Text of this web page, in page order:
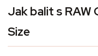
Jak balit s RAW
Size